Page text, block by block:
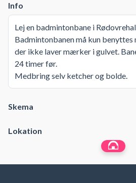
Info
Lej en badmintonbane i
Badmintonbanen må kun benyttes
der ikke laver mærker i gulvet.
24 timer før.
Medbring selv ketcher og bolde.
Skema
Lokation